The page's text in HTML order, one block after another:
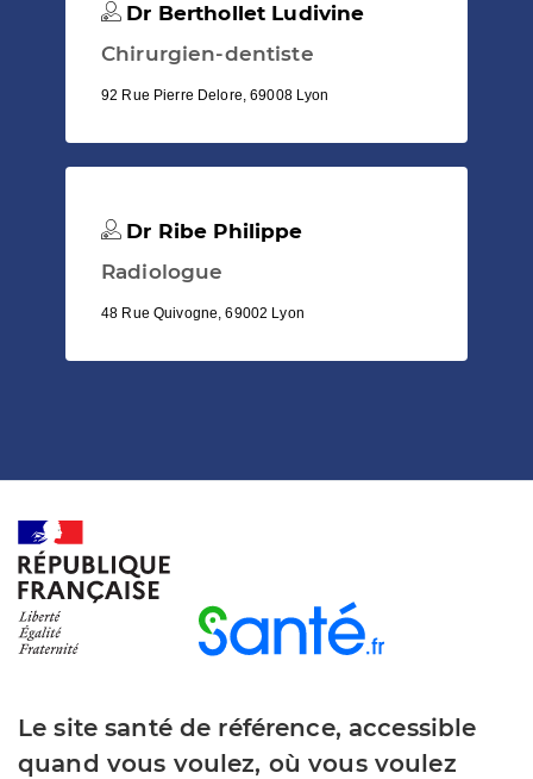
Dr Berthollet Ludivine
Chirurgien-dentiste
92 Rue Pierre Delore, 69008 Lyon
Dr Ribe Philippe
Radiologue
48 Rue Quivogne, 69002 Lyon
Le site santé de référence, accessible
quand vous voulez, où vous voulez